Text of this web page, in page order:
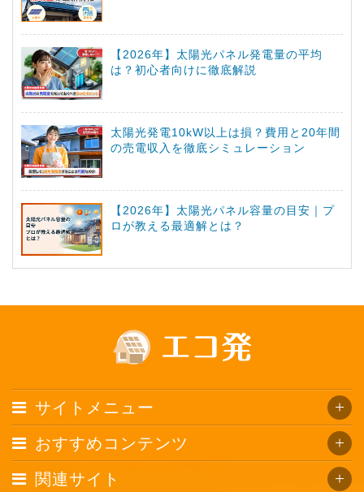
【2026年】太陽光パネル発電量の平均
は？初心者向けに徹底解説
太陽光発電10kW以上は損？費用と20年間
の売電収入を徹底シミュレーション
【2026年】太陽光パネル容量の目安｜プ
ロが教える最適解とは？
サイトメニュー
おすすめコンテンツ
関連サイト